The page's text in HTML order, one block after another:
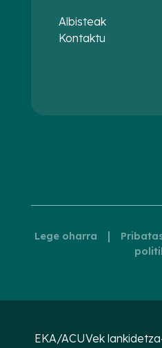
Albisteak
Kontaktu
Lege oharra |
EKA/ACUVek